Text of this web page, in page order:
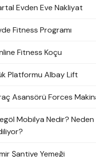
Evden Eve Nakliyat
Fitness Programı
Fitness Koçu
Platformu Albay Lift
Asansörü Forces
Mobilya Nedir?
Şantiye Yemeği